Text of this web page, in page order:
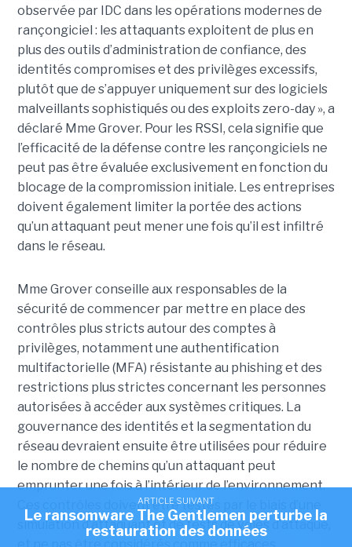
ARTICLE SUIVANT
Le ransomware The Gentlemen perturbe la
restauration des données
observée par IDC dans les opérations modernes de
rançongiciel : les attaquants exploitent de plus en
plus des outils d’administration de confiance, des
identités compromises et des privilèges excessifs,
plutôt que de s’appuyer uniquement sur des logiciels
malveillants sophistiqués ou des exploits zero-day », a
déclaré Mme Grover. Pour les RSSI, cela signifie que
l’efficacité de la défense contre les rançongiciels ne
peut pas être évaluée exclusivement en fonction du
blocage de la compromission initiale. Les entreprises
doivent également limiter la portée des actions
qu’un attaquant peut mener une fois qu’il est infiltré
dans le réseau.
Mme Grover conseille aux responsables de la
sécurité de commencer par mettre en place des
contrôles plus stricts autour des comptes à
privilèges, notamment une authentification
multifactorielle (MFA) résistante au phishing et des
restrictions plus strictes concernant les personnes
autorisées à accéder aux systèmes critiques. La
gouvernance des identités et la segmentation du
réseau devraient ensuite être utilisées pour réduire
le nombre de chemins qu’un attaquant peut
emprunter une fois à l’intérieur de l’environnement.
Ces contrôles doivent être testés par le biais d’une
simulation d’attaquant et de tests de voies d’attaque,